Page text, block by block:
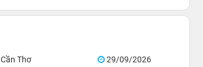
Cần Thơ 29/09/2026